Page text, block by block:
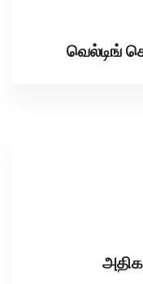
வெல்டிங்